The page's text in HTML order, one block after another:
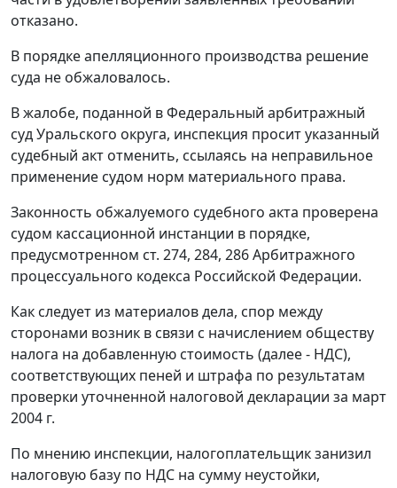
отказано.
В порядке апелляционного производства решение
суда не обжаловалось.
В жалобе, поданной в Федеральный арбитражный
суд Уральского округа, инспекция просит указанный
судебный акт отменить, ссылаясь на неправильное
применение судом норм материального права.
Законность обжалуемого судебного акта проверена
судом кассационной инстанции в порядке,
предусмотренном ст. 274, 284, 286Арбитражного
процессуального кодекса Российской Федерации.
Как следует из материалов дела, спор между
сторонами возник в связи с начислением обществу
налога на добавленную стоимость (далее - НДС),
соответствующих пеней и штрафа по результатам
проверки уточненной налоговой декларации за март
2004 г.
По мнению инспекции, налогоплательщик занизил
налоговую базу по НДС на сумму неустойки,